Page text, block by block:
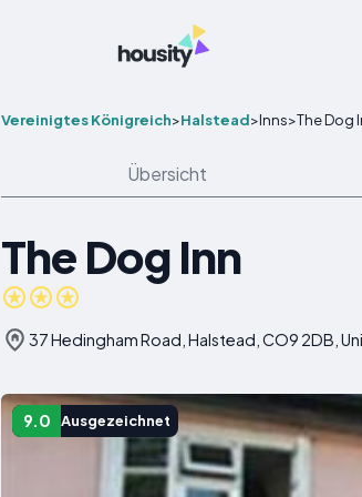
Vereinigtes Königreich>Halstead>Inns>The Dog
Übersicht
The Dog Inn
37 Hedingham Road, Halstead, CO9 2DB,
9.0 Ausgezeichnet